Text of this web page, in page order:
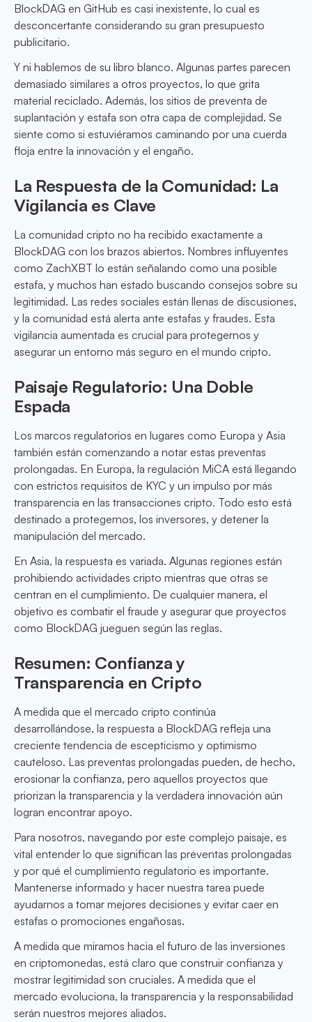
BlockDAG en GitHub es casi inexistente, lo cual es
desconcertante considerando su gran presupuesto
publicitario.
Y ni hablemos de su libro blanco. Algunas partes parecen
demasiado similares a otros proyectos, lo que grita
material reciclado. Además, los sitios de preventa de
suplantación y estafa son otra capa de complejidad. Se
siente como si estuviéramos caminando por una cuerda
floja entre la innovación y el engaño.
La Respuesta de la Comunidad: La
Vigilancia es Clave
La comunidad cripto no ha recibido exactamente a
BlockDAG con los brazos abiertos. Nombres influyentes
como ZachXBT lo están señalando como una posible
estafa, y muchos han estado buscando consejos sobre su
legitimidad. Las redes sociales están llenas de discusiones,
y la comunidad está alerta ante estafas y fraudes. Esta
vigilancia aumentada es crucial para protegernos y
asegurar un entorno más seguro en el mundo cripto.
Paisaje Regulatorio: Una Doble
Espada
Los marcos regulatorios en lugares como Europa y Asia
también están comenzando a notar estas preventas
prolongadas. En Europa, la regulación MiCA está llegando
con estrictos requisitos de KYC y un impulso por más
transparencia en las transacciones cripto. Todo esto está
destinado a protegernos, los inversores, y detener la
manipulación del mercado.
En Asia, la respuesta es variada. Algunas regiones están
prohibiendo actividades cripto mientras que otras se
centran en el cumplimiento. De cualquier manera, el
objetivo es combatir el fraude y asegurar que proyectos
como BlockDAG jueguen según las reglas.
Resumen: Confianza y
Transparencia en Cripto
A medida que el mercado cripto continúa
desarrollándose, la respuesta a BlockDAG refleja una
creciente tendencia de escepticismo y optimismo
cauteloso. Las preventas prolongadas pueden, de hecho,
erosionar la confianza, pero aquellos proyectos que
priorizan la transparencia y la verdadera innovación aún
logran encontrar apoyo.
Para nosotros, navegando por este complejo paisaje, es
vital entender lo que significan las preventas prolongadas
y por qué el cumplimiento regulatorio es importante.
Mantenerse informado y hacer nuestra tarea puede
ayudarnos a tomar mejores decisiones y evitar caer en
estafas o promociones engañosas.
A medida que miramos hacia el futuro de las inversiones
en criptomonedas, está claro que construir confianza y
mostrar legitimidad son cruciales. A medida que el
mercado evoluciona, la transparencia y la responsabilidad
serán nuestros mejores aliados.